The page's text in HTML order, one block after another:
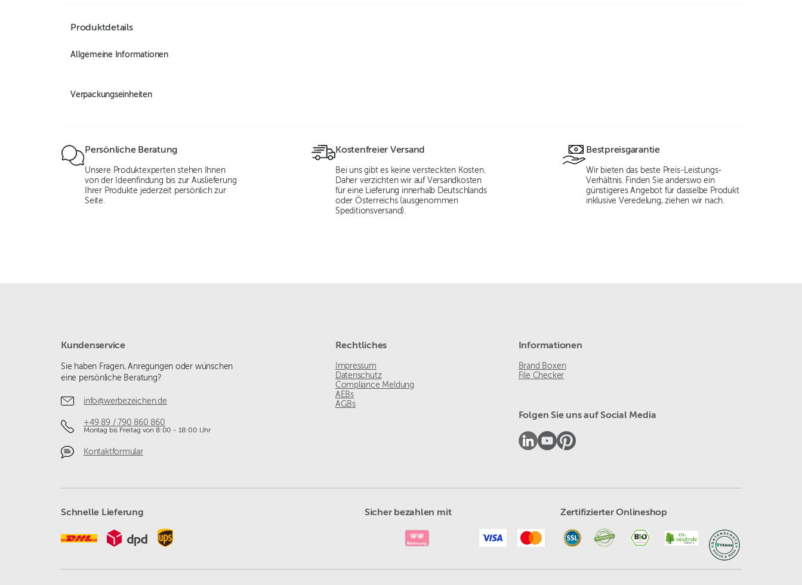
Produktdetails
Allgemeine Informationen
Verpackungseinheiten
Persönliche Beratung
Unsere Produktexperten stehen Ihnen
von der Ideenfindung bis zur Auslieferung
Ihrer Produkte jederzeit persönlich zur
Seite.
Kostenfreier Versand
Bei uns gibt es keine versteckten Kosten.
Daher verzichten wir auf Versandkosten
für eine Lieferung innerhalb Deutschlands
oder Österreichs (ausgenommen
Speditionsversand).
Bestpreisgarantie
Wir bieten das beste Preis-Leistungs-
Verhältnis. Finden Sie anderswo ein
günstigeres Angebot für dasselbe Produkt
inklusive Veredelung, ziehen wir nach.
Kundenservice
Sie haben Fragen, Anregungen oder wünschen
eine persönliche Beratung?
info@werbezeichen.de
+49 89 / 790 860 860
Montag bis Freitag von 8:00 - 18:00 Uhr
Kontaktformular
Rechtliches
Impressum
Datenschutz
Compliance Meldung
AEBs
AGBs
Informationen
Brand Boxen
File Checker
Folgen Sie uns auf Social Media
Schnelle Lieferung Sicher bezahlen mit Zertifizierter Onlineshop